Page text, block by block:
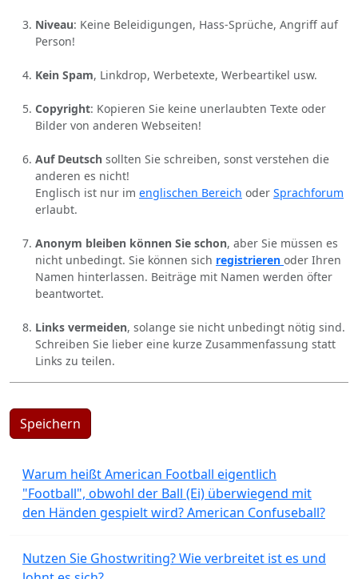
Niveau: Keine Beleidigungen, Hass-Sprüche, Angriff auf
Person!
Kein Spam, Linkdrop, Werbetexte, Werbeartikel usw.
Copyright: Kopieren Sie keine unerlaubten Texte oder
Bilder von anderen Webseiten!
Auf Deutsch sollten Sie schreiben, sonst verstehen die
anderen es nicht!
Englisch ist nur im englischen Bereich oder Sprachforum
erlaubt.
Anonym bleiben können Sie schon, aber Sie müssen es
nicht unbedingt. Sie können sich registrieren oder Ihren
Namen hinterlassen. Beiträge mit Namen werden öfter
beantwortet.
Links vermeiden, solange sie nicht unbedingt nötig sind.
Schreiben Sie lieber eine kurze Zusammenfassung statt
Links zu teilen.
Speichern
Warum heißt American Football eigentlich
"Football", obwohl der Ball (Ei) überwiegend mit
den Händen gespielt wird? American Confuseball?
Nutzen Sie Ghostwriting? Wie verbreitet ist es und